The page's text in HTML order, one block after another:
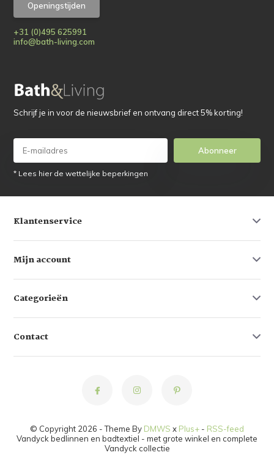
Openingstijden
+31 (0)495 625991
info@bath-living.com
Schrijf je in voor de nieuwsbrief en ontvang direct 5% korting!
Abonneer
* Lees hier de wettelijke beperkingen
Klantenservice
Mijn account
Categorieën
Contact
© Copyright 2026 - Theme By DMWS x Plus+ - RSS-feed
Vandyck bedlinnen en badtextiel - met grote winkel en complete
Vandyck collectie